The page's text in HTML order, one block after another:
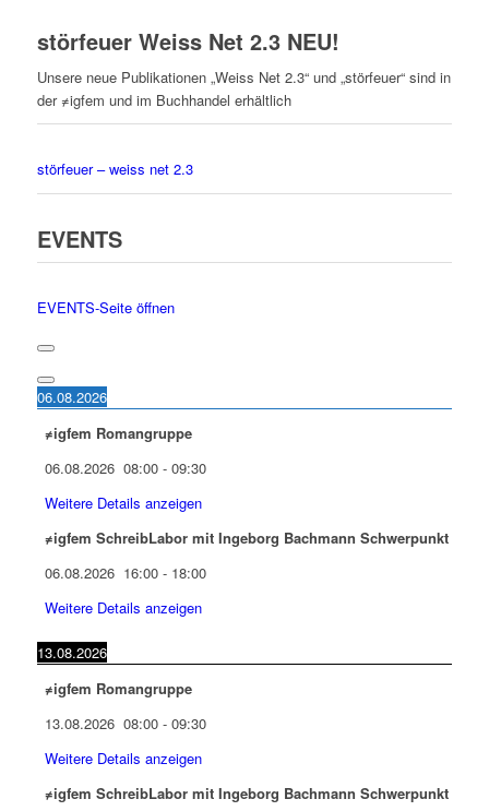
störfeuer Weiss Net 2.3 NEU!
Unsere neue Publikationen „Weiss Net 2.3“ und „störfeuer“ sind in
der ≠igfem und im Buchhandel erhältlich
störfeuer – weiss net 2.3
EVENTS
EVENTS-Seite öffnen
06.08.2026
≠igfem Romangruppe
06.08.2026 08:00- 09:30
Weitere Details anzeigen
≠igfem SchreibLabor mit Ingeborg Bachmann Schwerpunkt
06.08.2026 16:00- 18:00
Weitere Details anzeigen
13.08.2026
≠igfem Romangruppe
13.08.2026 08:00- 09:30
Weitere Details anzeigen
≠igfem SchreibLabor mit Ingeborg Bachmann Schwerpunkt